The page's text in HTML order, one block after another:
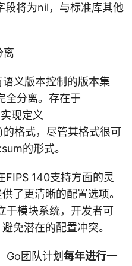
将为nil，与标准库其他
离
义版本控制的版本集
全分离。存在于
现定义
格式，尽管其格式很可
的形式。
FIPS 140支持方面的灵
了更清晰的配置选项。
于模块系统，开发者可
免潜在的配置冲突。
Go团队计划 每年进行一